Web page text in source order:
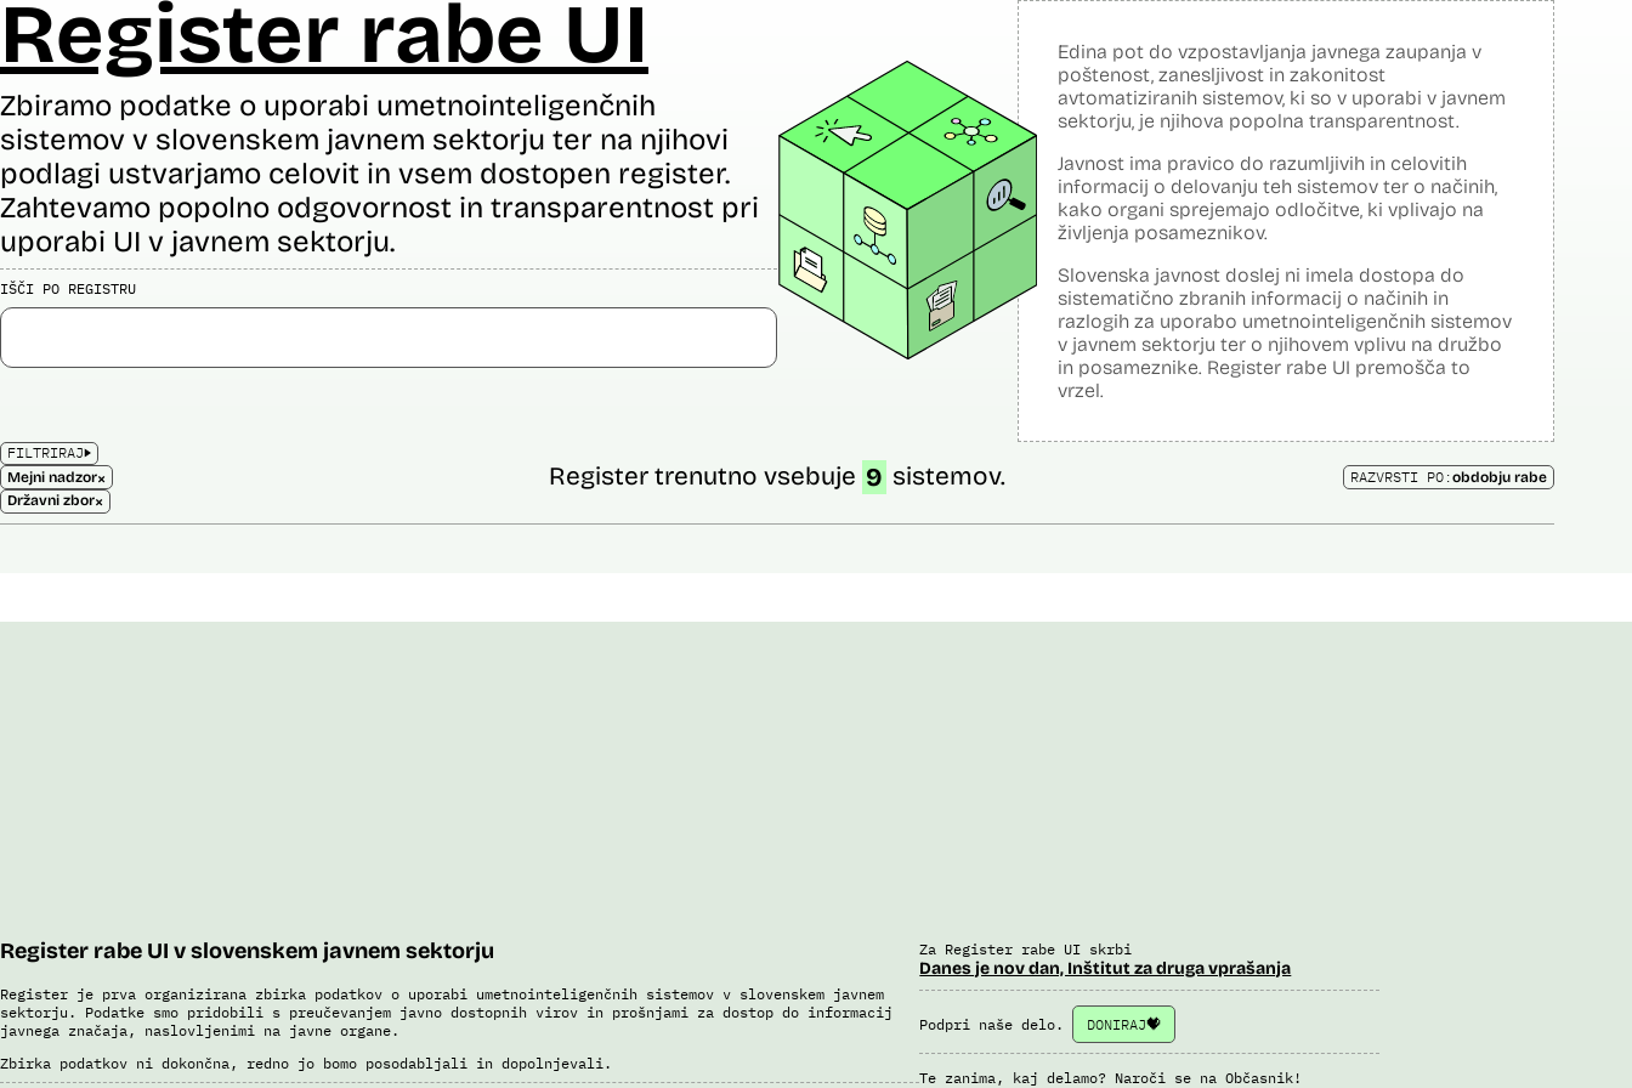
Register rabe UI
Zbiramo podatke o uporabi umetnointeligenčnih
sistemov v slovenskem javnem sektorju ter na njihovi
podlagi ustvarjamo celovit in vsem dostopen register.
Zahtevamo popolno odgovornost in transparentnost pri
uporabi UI v javnem sektorju.
IŠČI PO REGISTRU
Edina pot do vzpostavljanja javnega zaupanja v
poštenost, zanesljivost in zakonitost
avtomatiziranih sistemov, ki so v uporabi v javnem
sektorju, je njihova popolna transparentnost.
Javnost ima pravico do razumljivih in celovitih
informacij o delovanju teh sistemov ter o načinih,
kako organi sprejemajo odločitve, ki vplivajo na
življenja posameznikov.
Slovenska javnost doslej ni imela dostopa do
sistematično zbranih informacij o načinih in
razlogih za uporabo umetnointeligenčnih sistemov
v javnem sektorju ter o njihovem vplivu na družbo
in posameznike. Register rabe UI premošča to
vrzel.
FILTRIRAJ
Mejni nadzor×
Državni zbor×
Register trenutno vsebuje 9 sistemov. RAZVRSTI PO:obdobju rabe
Register rabe UI v slovenskem javnem sektorju
Register je prva organizirana zbirka podatkov o uporabi umetnointeligenčnih sistemov v slovenskem javnem
sektorju. Podatke smo pridobili s preučevanjem javno dostopnih virov in prošnjami za dostop do informacij
javnega značaja, naslovljenimi na javne organe.
Zbirka podatkov ni dokončna, redno jo bomo posodabljali in dopolnjevali.
Za Register rabe UI skrbi
Danes je nov dan, Inštitut za druga vprašanja
Podpri naše delo. DONIRAJ
Te zanima, kaj delamo? Naroči se na Občasnik!